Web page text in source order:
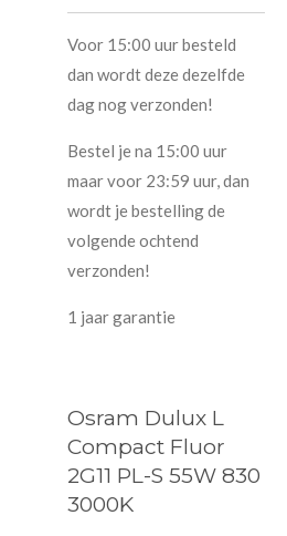
Voor 15:00 uur besteld
dan wordt deze dezelfde
dag nog verzonden!
Bestel je na 15:00 uur
maar voor 23:59 uur, dan
wordt je bestelling de
volgende ochtend
verzonden!
1 jaar garantie
Osram Dulux L
Compact Fluor
2G11 PL-S 55W 830
3000K